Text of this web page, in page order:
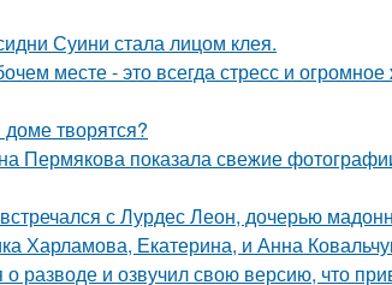
Суини стала лицом клея.
месте - это всегда стресс и
творятся?
Пермякова показала свежие
с Лурдес Леон, дочерью
Харламова, Екатерина, и Анна
разводе и озвучил свою версию, что